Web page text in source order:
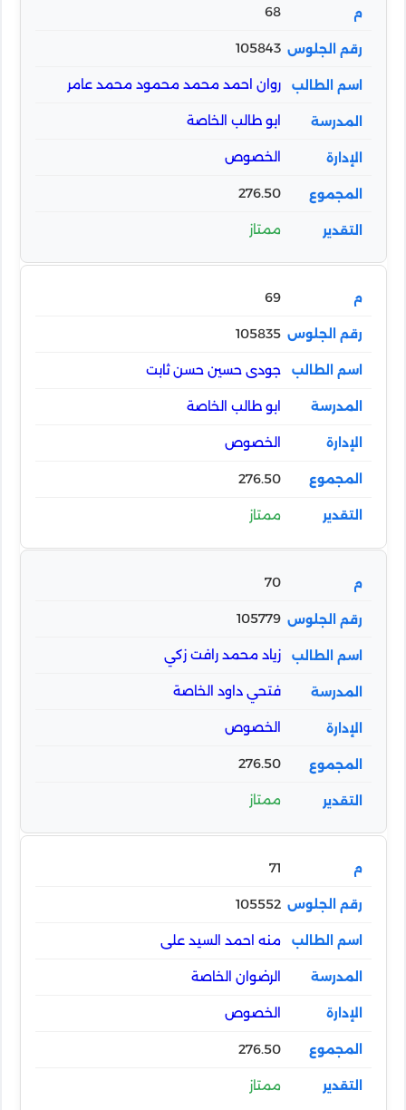
68
105843
روان احمد محمد محمود محمد عامر
ابو طالب الخاصة
الخصوص
276.50
ممتاز
69
105835
جودى حسين حسن ثابت
ابو طالب الخاصة
الخصوص
276.50
ممتاز
70
105779
زياد محمد رافت زكي
فتحي داود الخاصة
الخصوص
276.50
ممتاز
71
105552
منه احمد السيد على
الرضوان الخاصة
الخصوص
276.50
ممتاز